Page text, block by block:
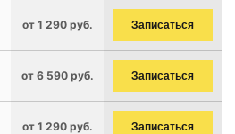
от 1 290 руб. Записаться
от 6 590 руб. Записаться
от 1 290 руб. Записаться